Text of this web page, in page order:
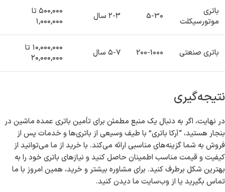
و مدل ماشین خود، آنچه را که واقعاً نیاز دارید شناسایی کنید. آیا به باتری
صنعتی برای ماشین سنگین خود نیاز دارید یا باتری لیتیومی برای مدل‌های
چه نوع باتری‌هایی در بازار موجود هستند؟
در زیر جدولی برای مقایسه انواع باتری‌های موجود آورده شده است:
نوع باتری
ظرفیت
(AH)
مدت زمان
استفاده
قیمت (ریال)
باتری ماشین 45-100 ۳-۵ سال
۲,۰۰۰,۰۰۰ تا
۴,۰۰۰,۰۰۰